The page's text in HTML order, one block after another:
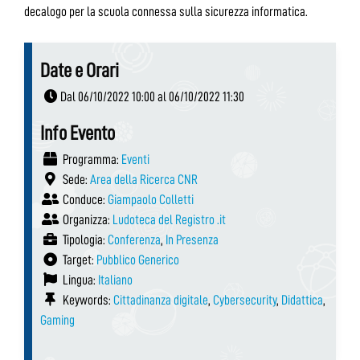
decalogo per la scuola connessa sulla sicurezza informatica.
Date e Orari
Dal 06/10/2022 10:00 al 06/10/2022 11:30
Info Evento
Programma: Eventi
Sede: Area della Ricerca CNR
Conduce: Giampaolo Colletti
Organizza: Ludoteca del Registro .it
Tipologia: Conferenza, In Presenza
Target: Pubblico Generico
Lingua: Italiano
Keywords: Cittadinanza digitale, Cybersecurity, Didattica,
Gaming